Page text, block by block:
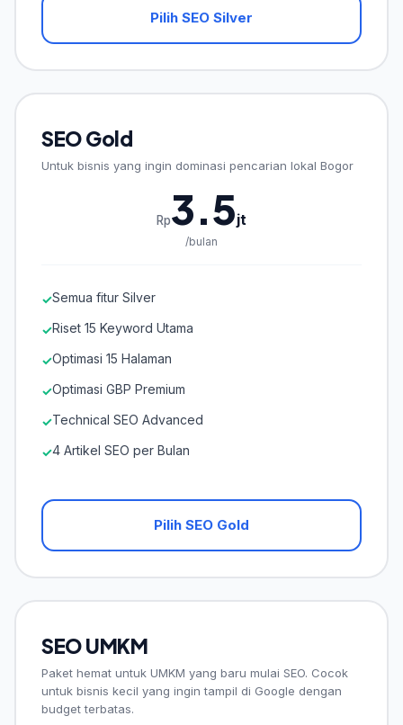
Pilih SEO Silver
SEO Gold
Untuk bisnis yang ingin dominasi pencarian lokal Bogor
Rp3.5jt
/bulan
✓Semua fitur Silver
✓Riset 15 Keyword Utama
✓Optimasi 15 Halaman
✓Optimasi GBP Premium
✓Technical SEO Advanced
✓4 Artikel SEO per Bulan
Pilih SEO Gold
SEO UMKM
Paket hemat untuk UMKM yang baru mulai SEO. Cocok
untuk bisnis kecil yang ingin tampil di Google dengan
budget terbatas.